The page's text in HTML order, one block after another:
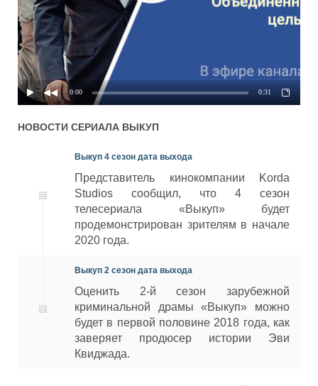
0:00 0:31
НОВОСТИ СЕРИАЛА ВЫКУП
Выкуп 4 сезон дата выхода
Представитель кинокомпании Korda
Studios сообщил, что 4 сезон
телесериала «Выкуп» будет
продемонстрирован зрителям в начале
2020 года.
Выкуп 2 сезон дата выхода
Оценить 2-й сезон зарубежной
криминальной драмы «Выкуп» можно
будет в первой половине 2018 года, как
заверяет продюсер истории Эви
Квиджада.